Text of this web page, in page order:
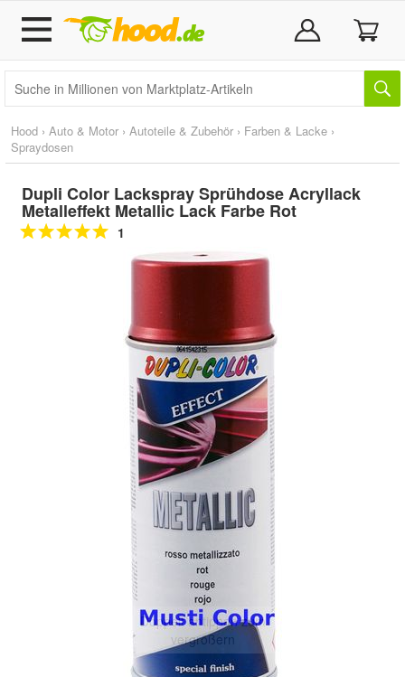
Hood › Auto & Motor › Autoteile & Zubehör › Farben & Lacke ›
Spraydosen
Dupli Color Lackspray Sprühdose Acryllack
Metalleffekt Metallic Lack Farbe Rot
1
Doppelt antippen zum
vergrößern